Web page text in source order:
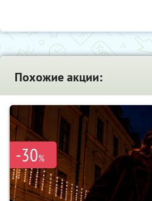
Похожие акции:
-30%